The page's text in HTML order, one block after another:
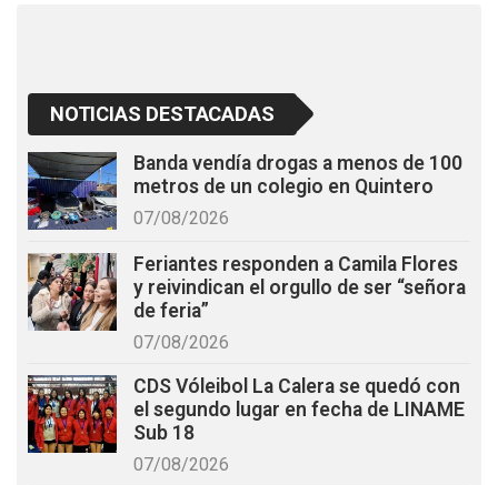
NOTICIAS DESTACADAS
Banda vendía drogas a menos de 100
metros de un colegio en Quintero
07/08/2026
Feriantes responden a Camila Flores
y reivindican el orgullo de ser “señora
de feria”
07/08/2026
CDS Vóleibol La Calera se quedó con
el segundo lugar en fecha de LINAME
Sub 18
07/08/2026